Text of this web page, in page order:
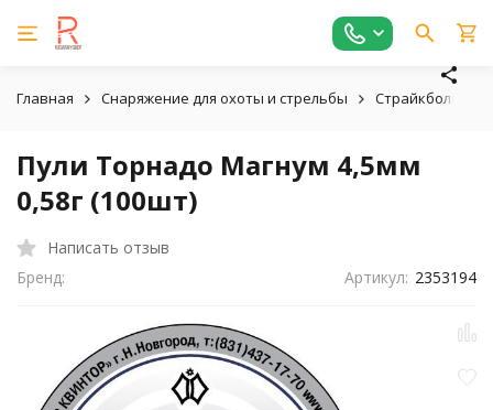
Главная Снаряжение для охоты и стрельбы
Пули Торнадо Магнум 4,5мм
0,58г (100шт)
Написать отзыв
Бренд:
Артикул: 2353194